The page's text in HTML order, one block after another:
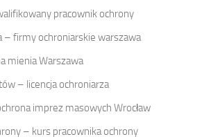
pracownik ochrony
– firmy ochroniarskie warszawa
mienia Warszawa
– licencja ochroniarza
imprez masowych Wrocław
– kurs pracownika ochrony